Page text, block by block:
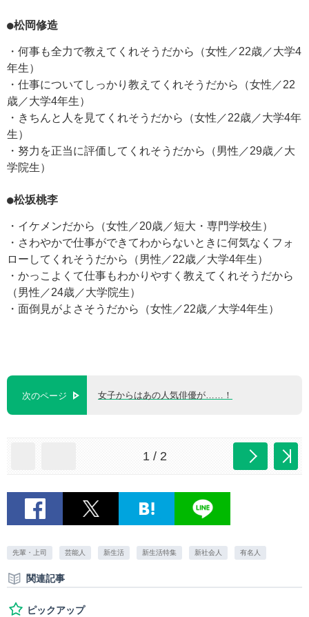
●松岡修造
・何事も全力で教えてくれそうだから（女性／22歳／大学4
年生）
・仕事についてしっかり教えてくれそうだから（女性／22
歳／大学4年生）
・きちんと人を見てくれそうだから（女性／22歳／大学4年
生）
・努力を正当に評価してくれそうだから（男性／29歳／大
学院生）
●松坂桃李
・イケメンだから（女性／20歳／短大・専門学校生）
・さわやかで仕事ができてわからないときに何気なくフォ
ローしてくれそうだから（男性／22歳／大学4年生）
・かっこよくて仕事もわかりやすく教えてくれそうだから
（男性／24歳／大学院生）
・面倒見がよさそうだから（女性／22歳／大学4年生）
次のページ 女子からはあの人気俳優が……！
1 / 2
先輩・上司 芸能人 新生活 新生活特集 新社会人 有名人
関連記事
ピックアップ